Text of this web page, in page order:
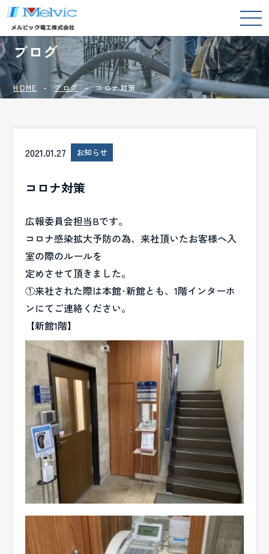
BLOG
ブログ
HOME ブログ コロナ対策
2021.01.27 お知らせ
コロナ対策
広報委員会担当Bです。
コロナ感染拡大予防の為、来社頂いたお客様へ入
室の際のルールを
定めさせて頂きました。
①来社された際は本館･新館とも、1階インターホ
ンにてご連絡ください。
【新館1階】